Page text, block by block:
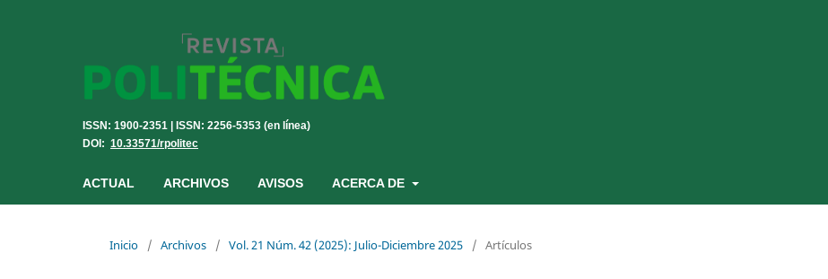
ISSN: 1900-2351 | ISSN: 2256-5353 (en línea)
DOI: 10.33571/rpolitec
ACTUAL ARCHIVOS AVISOS ACERCA DE
Inicio / Archivos / Vol. 21 Núm. 42 (2025): Julio-Diciembre 2025 / Artículos